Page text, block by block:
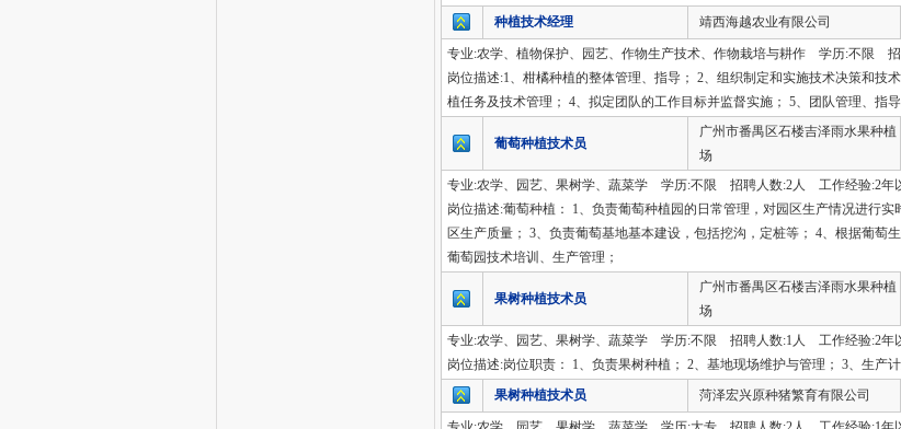
种植技术经理
靖西海越农业有限公司
专业:农学、植物保护、园艺、作物生产技术、作物栽培与耕作 学历:不限
岗位描述:1、柑橘种植的整体管理、指导； 2、组织制定和实施技术决策和技
植任务及技术管理； 4、拟定团队的工作目标并监督实施； 5、团队管理、指
葡萄种植技术员
广州市番禺区石楼吉泽雨水果种植
场
专业:农学、园艺、果树学、蔬菜学 学历:不限 招聘人数:2人 工作经验:2年
岗位描述:葡萄种植： 1、负责葡萄种植园的日常管理，对园区生产情况进行
区生产质量； 3、负责葡萄基地基本建设，包括挖沟，定桩等； 4、根据葡萄
葡萄园技术培训、生产管理；
果树种植技术员
广州市番禺区石楼吉泽雨水果种植
场
专业:农学、园艺、果树学、蔬菜学 学历:不限 招聘人数:1人 工作经验:2年
岗位描述:岗位职责： 1、负责果树种植； 2、基地现场维护与管理； 3、生产
果树种植技术员
菏泽宏兴原种猪繁育有限公司